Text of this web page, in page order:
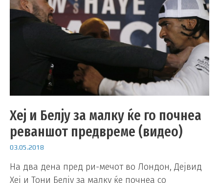
Хеј и Белју за малку ќе го почнеа
реваншот предвреме (видео)
03.05.2018
На два дена пред ри-мечот во Лондон, Дејвид
Хеј и Тони Белју за малку ќе почнеа со